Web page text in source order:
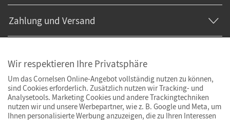
Zahlung und Versand
Wir respektieren Ihre Privatsphäre
Um das Cornelsen Online-Angebot vollständig nutzen zu können,
sind Cookies erforderlich. Zusätzlich nutzen wir Tracking- und
Analysetools. Marketing Cookies und andere Trackingtechniken
nutzen wir und unsere Werbepartner, wie z. B. Google und Meta, um
Ihnen personalisierte Werbung anzuzeigen, die zu Ihren Interessen